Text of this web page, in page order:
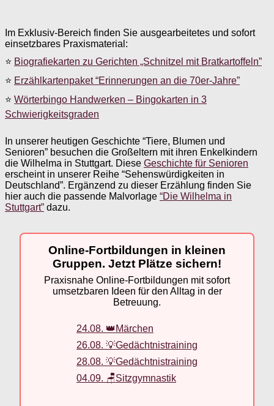
Im Exklusiv-Bereich finden Sie ausgearbeitetes und sofort
einsetzbares Praxismaterial:
⭐ Biografiekarten zu Gerichten „Schnitzel mit Bratkartoffeln”
⭐ Erzählkartenpaket “Erinnerungen an die 70er-Jahre”
⭐ Wörterbingo Handwerken – Bingokarten in 3
Schwierigkeitsgraden
In unserer heutigen Geschichte “Tiere, Blumen und
Senioren” besuchen die Großeltern mit ihren Enkelkindern
die Wilhelma in Stuttgart. Diese Geschichte für Senioren
erscheint in unserer Reihe “Sehenswürdigkeiten in
Deutschland”. Ergänzend zu dieser Erzählung finden Sie
hier auch die passende Malvorlage “Die Wilhelma in
Stuttgart” dazu.
Online-Fortbildungen in kleinen
Gruppen. Jetzt Plätze sichern!
Praxisnahe Online-Fortbildungen mit sofort
umsetzbaren Ideen für den Alltag in der
Betreuung.
24.08. 👑Märchen
26.08. 💡Gedächtnistraining
28.08. 💡Gedächtnistraining
04.09. 🪑Sitzgymnastik